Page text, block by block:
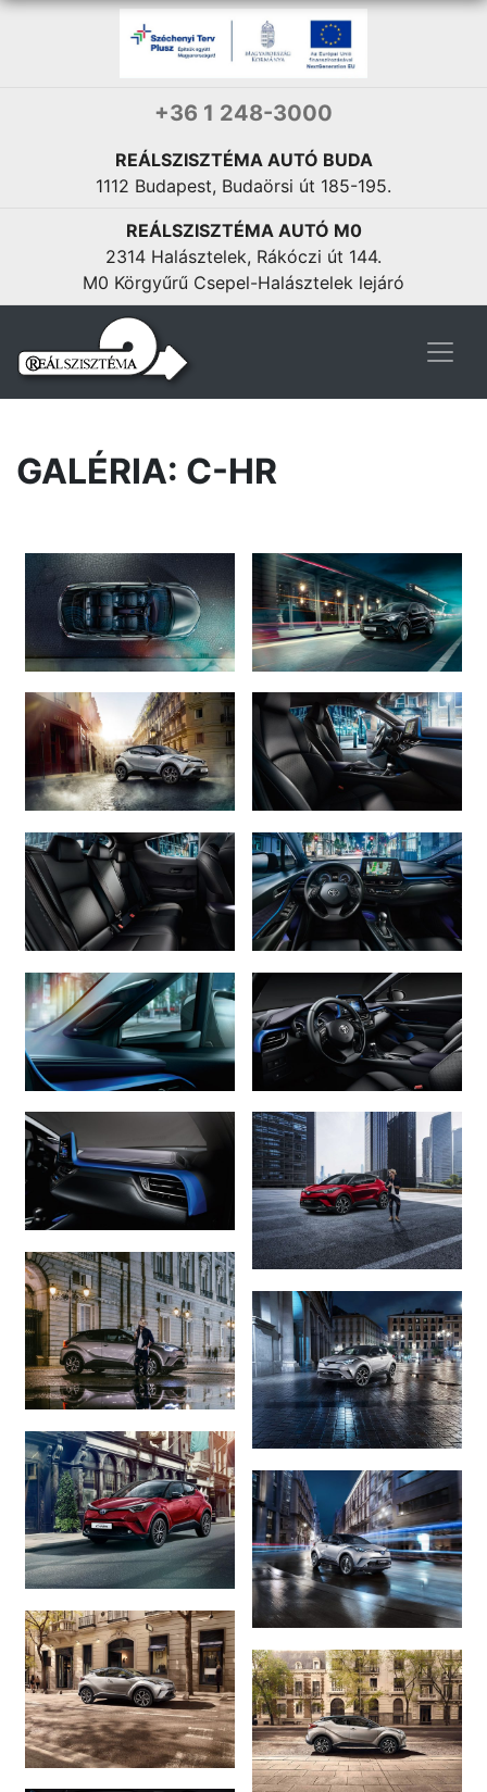
+36 1 248-3000
REÁLSZISZTÉMA AUTÓ BUDA
1112 Budapest, Budaörsi út 185-195.
REÁLSZISZTÉMA AUTÓ M0
2314 Halásztelek, Rákóczi út 144.
M0 Körgyűrű Csepel-Halásztelek lejáró
GALÉRIA: C-HR